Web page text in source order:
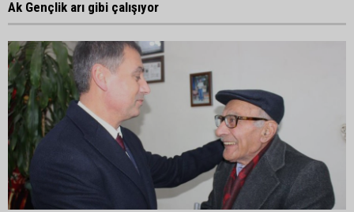
Ak Gençlik arı gibi çalışıyor